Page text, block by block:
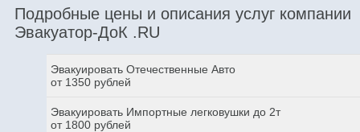
Подробные цены и описания услуг компании
Эвакуатор-ДоК .RU
Эвакуировать Отечественные Авто
от 1350 рублей
Эвакуировать Импортные легковушки до 2т
от 1800 рублей